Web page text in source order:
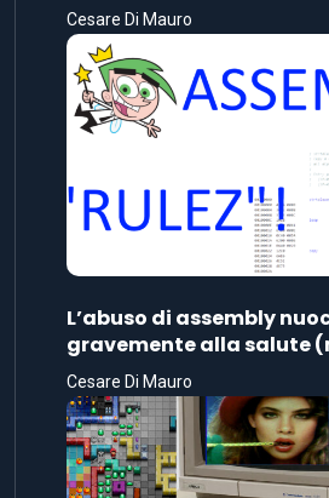
Cesare Di Mauro
L’abuso di assembly
gravemente alla salute
Cesare Di Mauro